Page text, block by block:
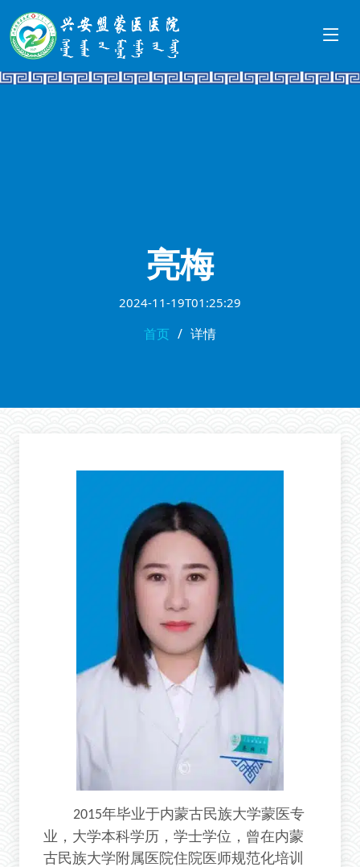
亮梅
2024-11-19T01:25:29
首页 详情
2015年毕业于内蒙古民族大学蒙医专
业，大学本科学历，学士学位，曾在内蒙
古民族大学附属医院住院医师规范化培训